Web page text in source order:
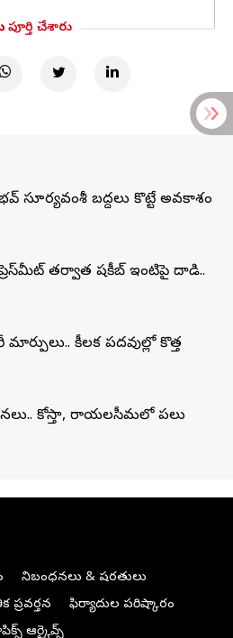
పూర్తి చేశారు
సూర్యవంశీ బద్దలు కొట్టే అవకాశం
ప్రెస్‌మీట్‌ తర్వాత షకీబ్‌ ఇంటిపై దాడి..
కీలక పదవుల్లో కొత్త
కోస్తా, రాయలసీమలో పలు
నిబంధనలు & షరతులు
ప్రవర్తన
ఫిర్యాదుల పరిష్కారం
ఆర్కైవ్స్